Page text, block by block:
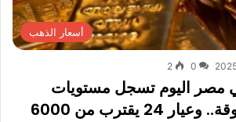
أسعار الذهب
0
2
مصر اليوم تسجل مستويات
قياسية غير مسبوقة.. وعيار 24 يقترب من 6000